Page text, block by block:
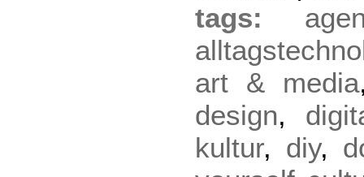
tags:
art & media
design,
kultur, diy,